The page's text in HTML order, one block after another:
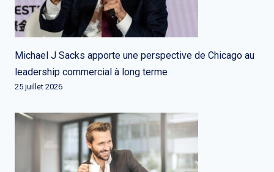
Michael J Sacks apporte une perspective de Chicago au
leadership commercial à long terme
25 juillet 2026